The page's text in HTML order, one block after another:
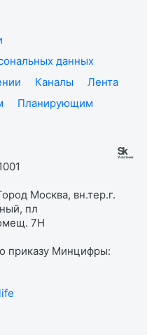
данных
Каналы
Лента
Планирующим
Москва, вн.тер.г.
пл
7Н
приказу Минцифры: